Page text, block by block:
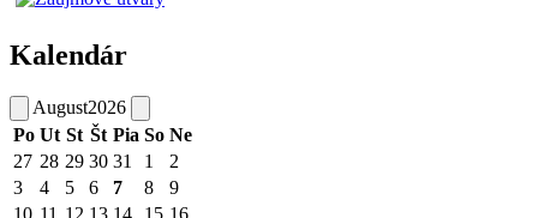
Kalendár
August2026
Po Ut St Št Pia So Ne
27 28 29 30 31 1
2
3
4 5 6 7 8
9
10 11 12 13 14 15 16